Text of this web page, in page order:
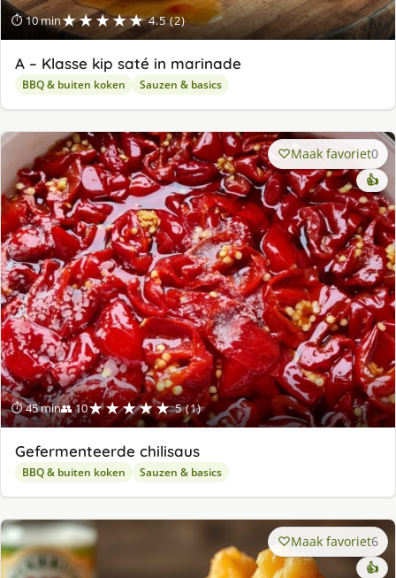
⏱ 10 min★★★★★ 4.5 (2)
A – Klasse kip saté in marinade
BBQ & buiten koken Sauzen & basics
⏱ 45 min👥 10★★★★★ 5 (1)
Maak favoriet0
👍
Gefermenteerde chilisaus
BBQ & buiten koken Sauzen & basics
Maak favoriet6
👍